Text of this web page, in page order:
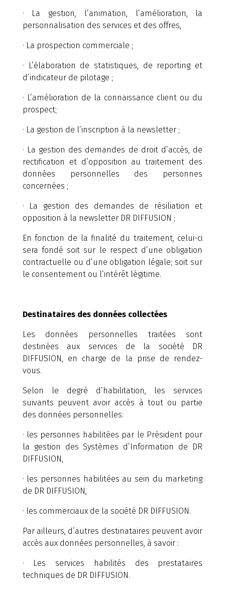
· La gestion, l’animation, l’amélioration, la
personnalisation des services et des offres,
· La prospection commerciale ;
· L’élaboration de statistiques, de reporting et
d’indicateur de pilotage ;
· L’amélioration de la connaissance client ou du
prospect;
· La gestion de l’inscription à la newsletter ;
· La gestion des demandes de droit d’accès, de
rectification et d’opposition au traitement des
données personnelles des personnes
concernées ;
· La gestion des demandes de résiliation et
opposition à la newsletter DR DIFFUSION ;
En fonction de la finalité du traitement, celui-ci
sera fondé soit sur le respect d’une obligation
contractuelle ou d’une obligation légale; soit sur
le consentement ou l’intérêt légitime.
Destinataires des données collectées
Les données personnelles traitées sont
destinées aux services de la société DR
DIFFUSION, en charge de la prise de rendez-
vous.
Selon le degré d’habilitation, les services
suivants peuvent avoir accès à tout ou partie
des données personnelles:
· les personnes habilitées par le Président pour
la gestion des Systèmes d’Information de DR
DIFFUSION,
· les personnes habilitées au sein du marketing
de DR DIFFUSION,
· les commerciaux de la société DR DIFFUSION.
Par ailleurs, d’autres destinataires peuvent avoir
accès aux données personnelles, à savoir :
· Les services habilités des prestataires
techniques de DR DIFFUSION.